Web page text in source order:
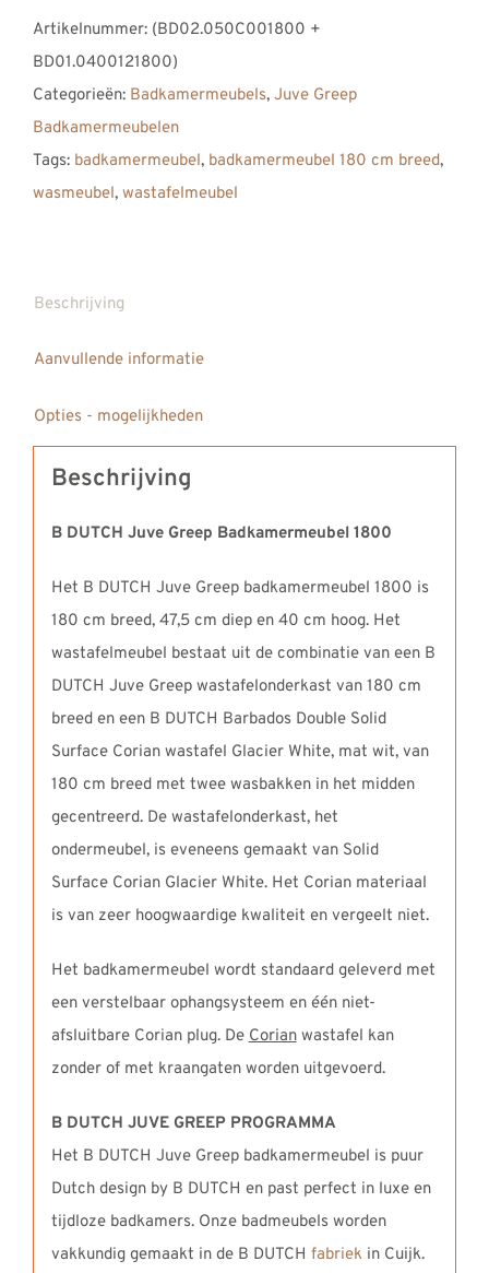
Greep
Badkamermeubel
1800
aantal
Artikelnummer: (BD02.050C001800 +
BD01.0400121800)
Categorieën: Badkamermeubels, Juve Greep
Badkamermeubelen
Tags: badkamermeubel, badkamermeubel 180 cm breed,
wasmeubel, wastafelmeubel
Beschrijving
Aanvullende informatie
Opties - mogelijkheden
Beschrijving
B DUTCH Juve Greep Badkamermeubel 1800
Het B DUTCH Juve Greep badkamermeubel 1800 is
180 cm breed, 47,5 cm diep en 40 cm hoog. Het
wastafelmeubel bestaat uit de combinatie van een B
DUTCH Juve Greep wastafelonderkast van 180 cm
breed en een B DUTCH Barbados Double Solid
Surface Corian wastafel Glacier White, mat wit, van
180 cm breed met twee wasbakken in het midden
gecentreerd. De wastafelonderkast, het
ondermeubel, is eveneens gemaakt van Solid
Surface Corian Glacier White. Het Corian materiaal
is van zeer hoogwaardige kwaliteit en vergeelt niet.
Het badkamermeubel wordt standaard geleverd met
een verstelbaar ophangsysteem en één niet-
afsluitbare Corian plug. De Corianwastafel kan
zonder of met kraangaten worden uitgevoerd.
B DUTCH JUVE GREEP PROGRAMMA
Het B DUTCH Juve Greep badkamermeubel is puur
Dutch design by B DUTCH en past perfect in luxe en
tijdloze badkamers. Onze badmeubels worden
vakkundig gemaakt in de B DUTCH fabriekin Cuijk.